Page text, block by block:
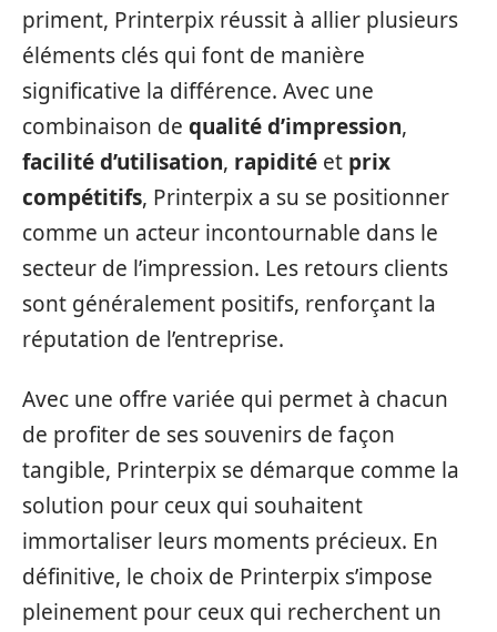
priment, Printerpix réussit à allier plusieurs
éléments clés qui font de manière
significative la différence. Avec une
combinaison de qualité d’impression,
facilité d’utilisation, rapidité et prix
compétitifs, Printerpix a su se positionner
comme un acteur incontournable dans le
secteur de l’impression. Les retours clients
sont généralement positifs, renforçant la
réputation de l’entreprise.
Avec une offre variée qui permet à chacun
de profiter de ses souvenirs de façon
tangible, Printerpix se démarque comme la
solution pour ceux qui souhaitent
immortaliser leurs moments précieux. En
définitive, le choix de Printerpix s’impose
pleinement pour ceux qui recherchent un